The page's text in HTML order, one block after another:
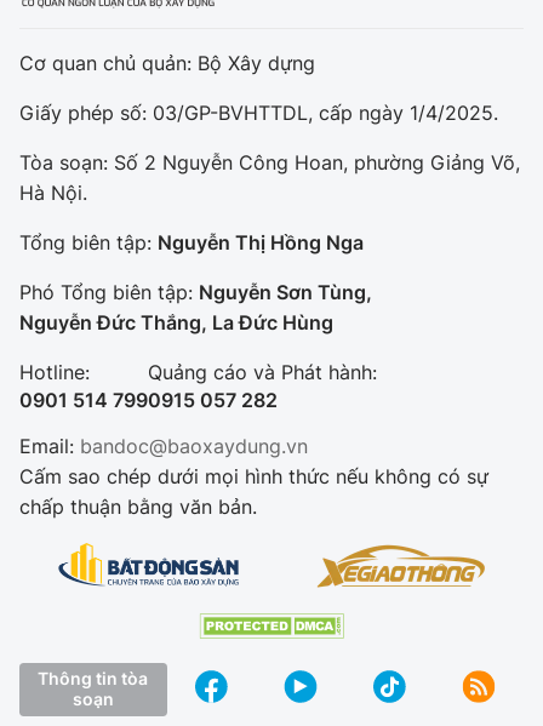
Cơ quan chủ quản: Bộ Xây dựng
Giấy phép số: 03/GP-BVHTTDL, cấp ngày 1/4/2025.
Tòa soạn: Số 2 Nguyễn Công Hoan, phường Giảng Võ,
Hà Nội.
Tổng biên tập: Nguyễn Thị Hồng Nga
Phó Tổng biên tập: Nguyễn Sơn Tùng,
Nguyễn Đức Thắng, La Đức Hùng
Hotline:
0901 514 799
Quảng cáo và Phát hành:
0915 057 282
Email: bandoc@baoxaydung.vn
Cấm sao chép dưới mọi hình thức nếu không có sự
chấp thuận bằng văn bản.
Thông tin tòa
soạn